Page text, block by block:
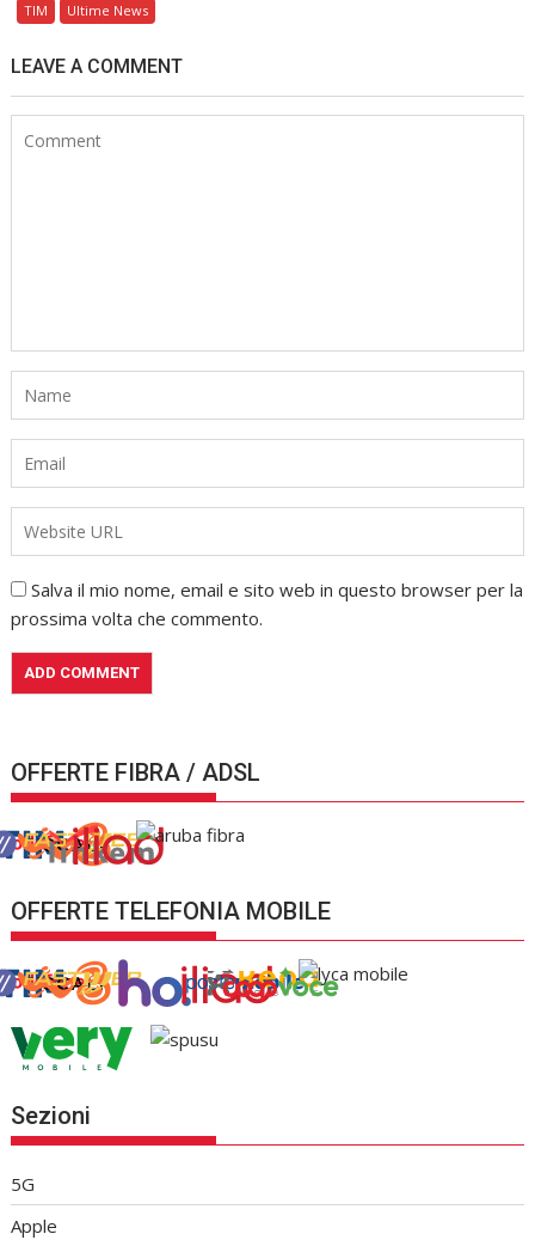
TIM Ultime News
LEAVE A COMMENT
Salva il mio nome, email e sito web in questo browser per la
prossima volta che commento.
OFFERTE FIBRA / ADSL
OFFERTE TELEFONIA MOBILE
Sezioni
5G
Apple